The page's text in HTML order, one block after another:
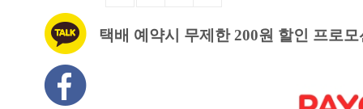
택배 예약시 무제한 200원 할인 프로